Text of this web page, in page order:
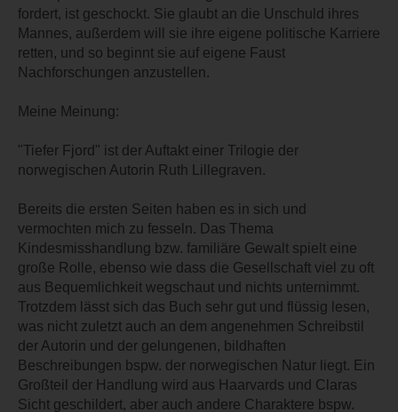
fordert, ist geschockt. Sie glaubt an die Unschuld ihres
Mannes, außerdem will sie ihre eigene politische Karriere
retten, und so beginnt sie auf eigene Faust
Nachforschungen anzustellen.
Meine Meinung:
"Tiefer Fjord" ist der Auftakt einer Trilogie der
norwegischen Autorin Ruth Lillegraven.
Bereits die ersten Seiten haben es in sich und
vermochten mich zu fesseln. Das Thema
Kindesmisshandlung bzw. familiäre Gewalt spielt eine
große Rolle, ebenso wie dass die Gesellschaft viel zu oft
aus Bequemlichkeit wegschaut und nichts unternimmt.
Trotzdem lässt sich das Buch sehr gut und flüssig lesen,
was nicht zuletzt auch an dem angenehmen Schreibstil
der Autorin und der gelungenen, bildhaften
Beschreibungen bspw. der norwegischen Natur liegt. Ein
Großteil der Handlung wird aus Haarvards und Claras
Sicht geschildert, aber auch andere Charaktere bspw.